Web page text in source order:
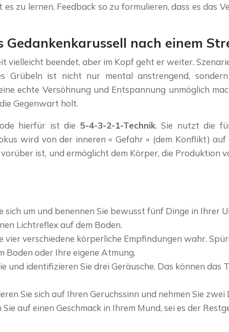
zu lernen, Feedback so zu formulieren, dass es
Gedankenkarussell nach einem
vielleicht beendet, aber im Kopf geht er weiter.
Grübeln ist nicht nur mental anstrengend,
echte Versöhnung und Entspannung unmöglich
Gegenwart holt.
hierfür ist die 5-4-3-2-1-Technik. Sie nutzt die
wird von der inneren « Gefahr » (dem Konflikt)
ist, und ermöglicht dem Körper, die
sich um und benennen Sie bewusst fünf Dinge in Ihrer
Lichtreflex auf dem Boden.
vier verschiedene körperliche Empfindungen wahr.
Boden oder Ihre eigene Atmung.
und identifizieren Sie drei Geräusche. Das können
Sie sich auf Ihren Geruchssinn und nehmen Sie
Sie auf einen Geschmack in Ihrem Mund, sei es der